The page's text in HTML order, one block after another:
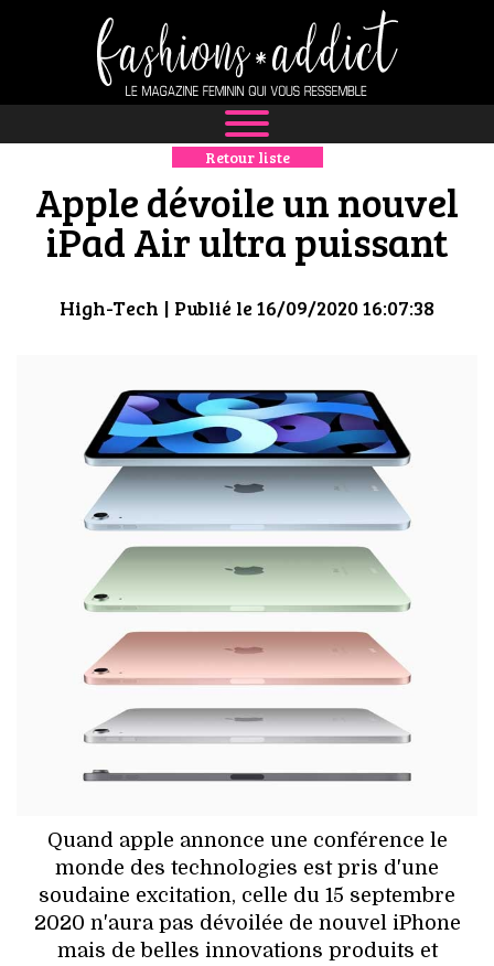
NEWS
MODE
BOUTIQUE
CULTURE
HIGH TECH
MAISON
AUTO
LIEUX TENDANCES
BEAUTÉ
MODE DE RUE
JEUNES CRÉATEURS
HISTOIRE DES MARQUES
DÉCO
Retour liste
Apple dévoile un nouvel
iPad Air ultra puissant
High-Tech | Publié le 16/09/2020 16:07:38
Quand apple annonce une conférence le
monde des technologies est pris d'une
soudaine excitation, celle du 15 septembre
2020 n'aura pas dévoilée de nouvel iPhone
mais de belles innovations produits et